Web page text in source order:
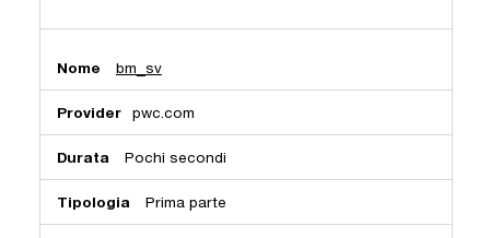
bm_sv
pwc.com
Pochi secondi
Prima parte